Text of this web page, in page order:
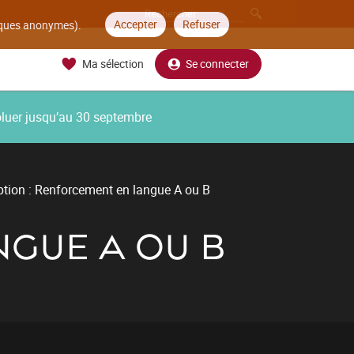
anonymes). Accepter Refuser
Ma sélection Se connecter
jusqu’au 30 septembre
: Renforcement en langue A ou B
A OU B